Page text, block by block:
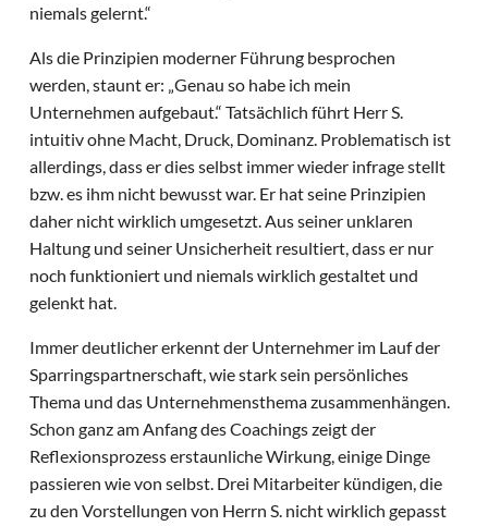
niemals gelernt.“
Als die Prinzipien moderner Führung besprochen
werden, staunt er: „Genau so habe ich mein
Unternehmen aufgebaut.“ Tatsächlich führt Herr S.
intuitiv ohne Macht, Druck, Dominanz. Problematisch ist
allerdings, dass er dies selbst immer wieder infrage stellt
bzw. es ihm nicht bewusst war. Er hat seine Prinzipien
daher nicht wirklich umgesetzt. Aus seiner unklaren
Haltung und seiner Unsicherheit resultiert, dass er nur
noch funktioniert und niemals wirklich gestaltet und
gelenkt hat.
Immer deutlicher erkennt der Unternehmer im Lauf der
Sparringspartnerschaft, wie stark sein persönliches
Thema und das Unternehmensthema zusammenhängen.
Schon ganz am Anfang des Coachings zeigt der
Reflexionsprozess erstaunliche Wirkung, einige Dinge
passieren wie von selbst. Drei Mitarbeiter kündigen, die
zu den Vorstellungen von Herrn S. nicht wirklich gepasst